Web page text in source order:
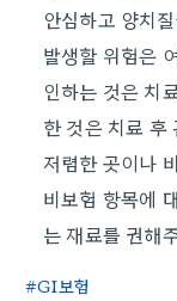
안심하고 양치
발생할 위험은
인하는 것은 치
한 것은 치료 후
저렴한 곳이나
비보험 항목에
는 재료를 권해
GI보험